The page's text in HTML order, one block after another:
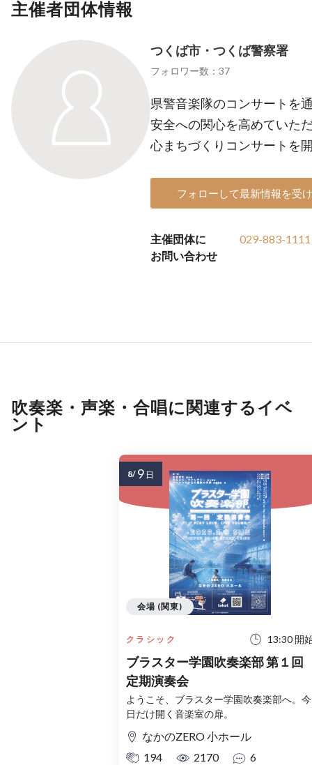
主催者団体情報
つくば市・つくば警察署
フォロワー数：37
県警音楽隊のコンサートを
安全への関心を高めていた
心まちづくりコンサートを
フォローして最新情報を受
主催団体に
お問い合わせ
029-883-1111
吹奏楽・声楽・合唱に関連するイベ
ント
クラシック 13:30 開
ブラスター学園吹奏楽部 第１回
定期演奏会
ようこそ、ブラスター学園吹奏楽部へ。今
日だけ開く音楽室の扉。
なかのZERO 小ホール
194
2170 6
会場 (関東)
8/ 9 日